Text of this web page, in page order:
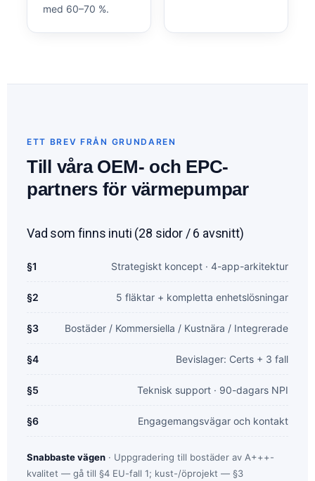
med 60–70 %.
ETT BREV FRÅN GRUNDAREN
Till våra OEM- och EPC-
partners för värmepumpar
Vad som finns inuti (28 sidor / 6 avsnitt)
§1 Strategiskt koncept · 4-app-arkitektur
§2 5 fläktar + kompletta enhetslösningar
§3 Bostäder / Kommersiella / Kustnära / Integrerade
§4 Bevislager: Certs + 3 fall
§5 Teknisk support · 90-dagars NPI
§6 Engagemangsvägar och kontakt
Snabbaste vägen · Uppgradering till bostäder av A+++-
kvalitet — gå till §4 EU-fall 1; kust-/öprojekt — §3